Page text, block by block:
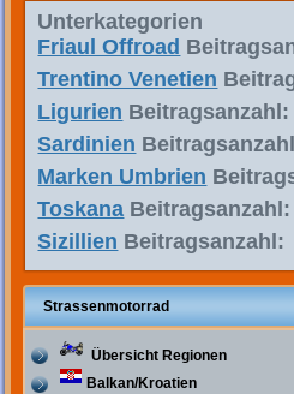
Unterkategorien
Friaul Offroad
Trentino Venetien
Ligurien
Sardinien
Marken Umbrien
Toskana
Sizillien Beitragsanzahl:
Strassenmotorrad
Übersicht Regionen
Balkan/Kroatien